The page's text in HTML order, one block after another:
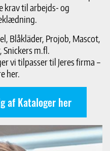
til arbejds- og
Blåkläder, Projob, Mascot,
Snickers m.fl.
vi tilpasser til Jeres firma –
her.
af Kataloger her